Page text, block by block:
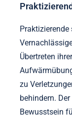
Übertreten
zu
behindern.
Bewusstsein